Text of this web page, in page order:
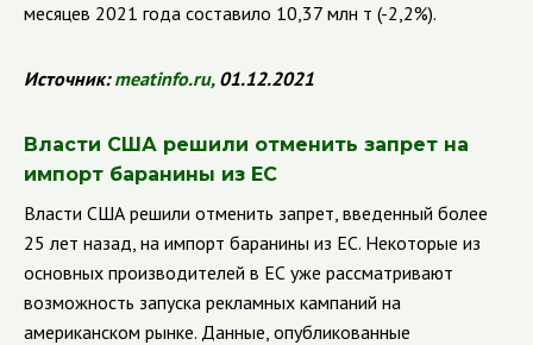
месяцев 2021 года составило 10,37 млн т (-2,2%).
Источник:meatinfo.ru,01.12.2021
Власти США решили отменить запрет на
импорт баранины из ЕС
Власти США решили отменить запрет, введенный более
25 лет назад, на импорт баранины из ЕС. Некоторые из
основных производителей в ЕС уже рассматривают
возможность запуска рекламных кампаний на
американском рынке. Данные, опубликованные